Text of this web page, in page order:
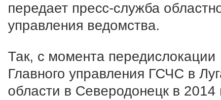
передает пресс-служба
управления ведомства.
Так, с момента передислокации
Главного управления ГСЧС в
области в Северодонецк в 2014